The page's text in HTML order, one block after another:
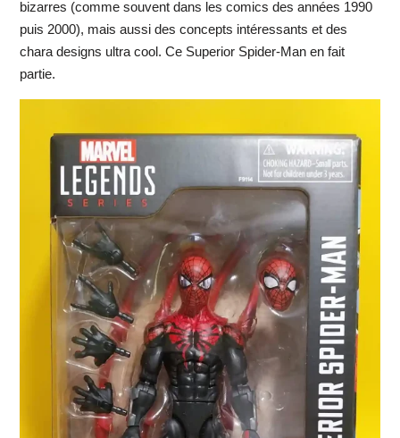
bizarres (comme souvent dans les comics des années 1990
puis 2000), mais aussi des concepts intéressants et des
chara designs ultra cool. Ce Superior Spider-Man en fait
partie.